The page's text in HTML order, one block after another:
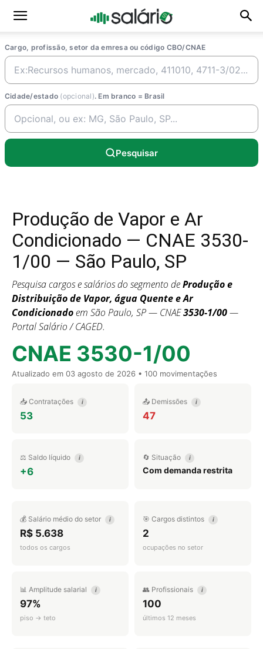
Cargo, profissão, setor da emresa ou código CBO/CNAE
Cidade/estado (opcional). Em branco = Brasil
Pesquisar
Produção de Vapor e Ar
Condicionado — CNAE 3530-
1/00 — São Paulo, SP
Pesquisa cargos e salários do segmento deProdução e
Distribuição de Vapor, água Quente e Ar
Condicionadoem São Paulo, SP — CNAE3530-1/00—
Portal Salário / CAGED.
CNAE 3530-1/00
Atualizado em 03 agosto de 2026 • 100 movimentações
📥 Contratações i
53
📤 Demissões i
47
⚖️ Saldo líquido i
+6
🔄 Situação i
Com demanda restrita
💰 Salário médio do setor i
R$ 5.638
todos os cargos
🎯 Cargos distintos i
2
ocupações no setor
📊 Amplitude salarial i
97%
piso → teto
👥 Profissionais i
100
últimos 12 meses